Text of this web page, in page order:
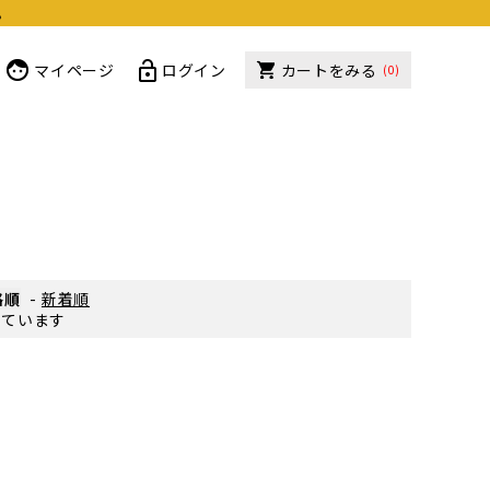
マイページ ログイン カートをみる (0)
順 - 新着順
います